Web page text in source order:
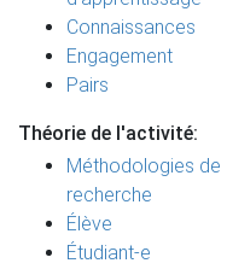
Connaissances
Engagement
Pairs
Théorie de l'activité:
Méthodologies de
recherche
Élève
Étudiant-e